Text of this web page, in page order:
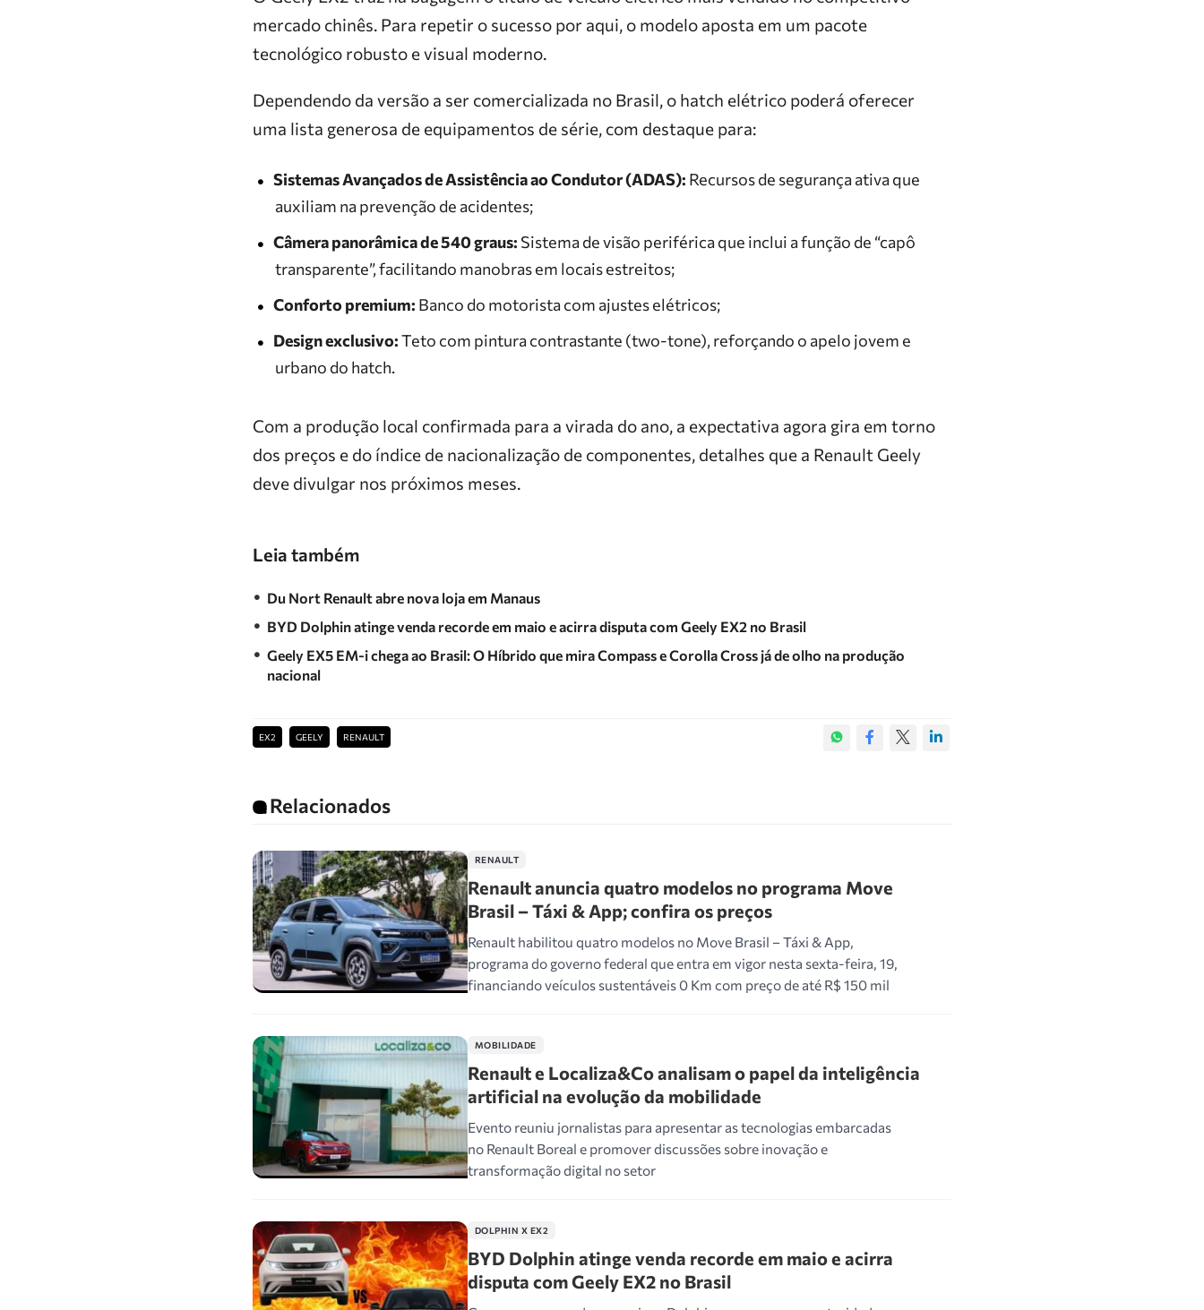
mercado chinês. Para repetir o sucesso por aqui, o modelo aposta em um pacote
tecnológico robusto e visual moderno.
Dependendo da versão a ser comercializada no Brasil, o hatch elétrico poderá oferecer
uma lista generosa de equipamentos de série, com destaque para:
Sistemas Avançados de Assistência ao Condutor (ADAS): Recursos de segurança ativa que
auxiliam na prevenção de acidentes;
Câmera panorâmica de 540 graus: Sistema de visão periférica que inclui a função de “capô
transparente”, facilitando manobras em locais estreitos;
Conforto premium: Banco do motorista com ajustes elétricos;
Design exclusivo:Teto com pintura contrastante (two-tone), reforçando o apelo jovem e
urbano do hatch.
Com a produção local confirmada para a virada do ano, a expectativa agora gira em torno
dos preços e do índice de nacionalização de componentes, detalhes que a Renault Geely
deve divulgar nos próximos meses.
Leia também
Du Nort Renault abre nova loja em Manaus
BYD Dolphin atinge venda recorde em maio e acirra disputa com Geely EX2 no Brasil
Geely EX5 EM-i chega ao Brasil: O Híbrido que mira Compass e Corolla Cross já de olho na produção
nacional
EX2 GEELY RENAULT
Relacionados
RENAULT
Renault anuncia quatro modelos no programa Move
Brasil – Táxi & App; confira os preços
Renault habilitou quatro modelos no Move Brasil – Táxi & App,
programa do governo federal que entra em vigor nesta sexta-feira, 19,
financiando veículos sustentáveis 0 Km com preço de até R$ 150 mil
MOBILIDADE
Renault e Localiza&Co analisam o papel da inteligência
artificial na evolução da mobilidade
Evento reuniu jornalistas para apresentar as tecnologias embarcadas
no Renault Boreal e promover discussões sobre inovação e
transformação digital no setor
DOLPHIN X EX2
BYD Dolphin atinge venda recorde em maio e acirra
disputa com Geely EX2 no Brasil